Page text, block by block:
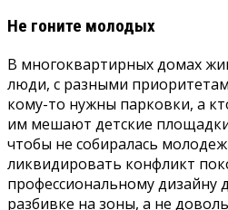
Не гоните молодых
В многоквартирных домах
люди, с разными
кому-то нужны парковки, а
им мешают детские
чтобы не собиралась
ликвидировать конфликт
профессиональному дизайну
разбивке на зоны, а не